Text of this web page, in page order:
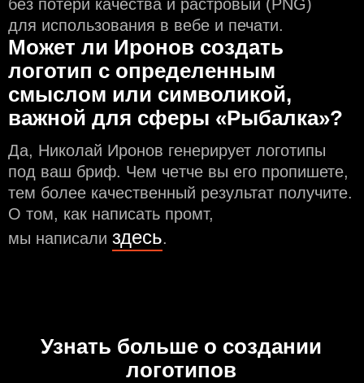
без потери качества и растровый (PNG)
для использования в вебе и печати.
Может ли Иронов создать
логотип с определeнным
смыслом или символикой,
важной для сферы «Рыбалка»?
Да, Николай Иронов генерирует логотипы
под ваш бриф. Чем чeтче вы его пропишете,
тем более качественный результат получите.
О том, как написать промт,
мы написали здесь.
Узнать больше о создании
логотипов